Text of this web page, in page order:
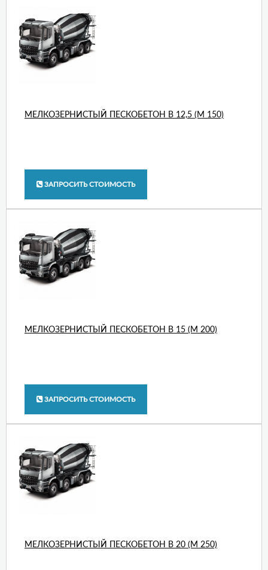
МЕЛКОЗЕРНИСТЫЙ ПЕСКОБЕТОН В 12,5 (М 150)
ЗАПРОСИТЬ СТОИМОСТЬ
МЕЛКОЗЕРНИСТЫЙ ПЕСКОБЕТОН В 15 (М 200)
ЗАПРОСИТЬ СТОИМОСТЬ
МЕЛКОЗЕРНИСТЫЙ ПЕСКОБЕТОН В 20 (М 250)